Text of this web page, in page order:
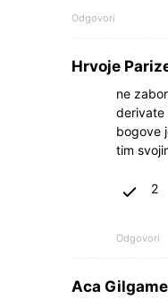
Odgovori
Hrvoje
ne
derivate
bogove
tim
2
Odgovori
Aca